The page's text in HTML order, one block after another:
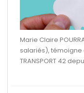
Marie Claire
salariés), témoigne
TRANSPORT 42